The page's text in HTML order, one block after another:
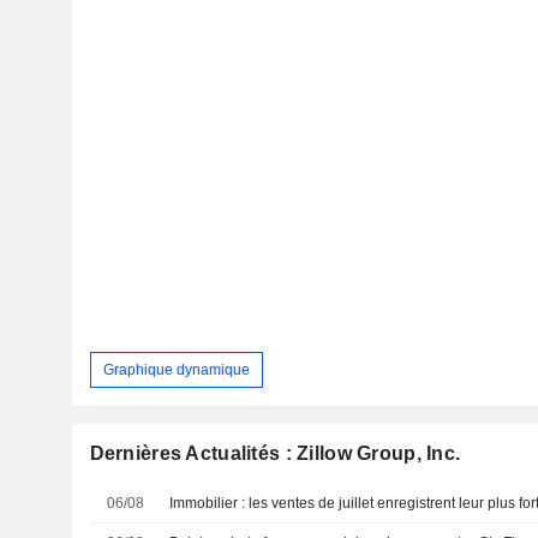
Graphique dynamique
Dernières Actualités : Zillow Group, Inc.
06/08